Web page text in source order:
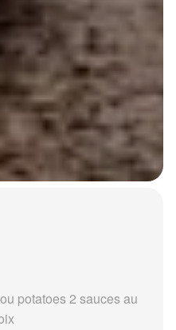
potatoes 2 sauces au